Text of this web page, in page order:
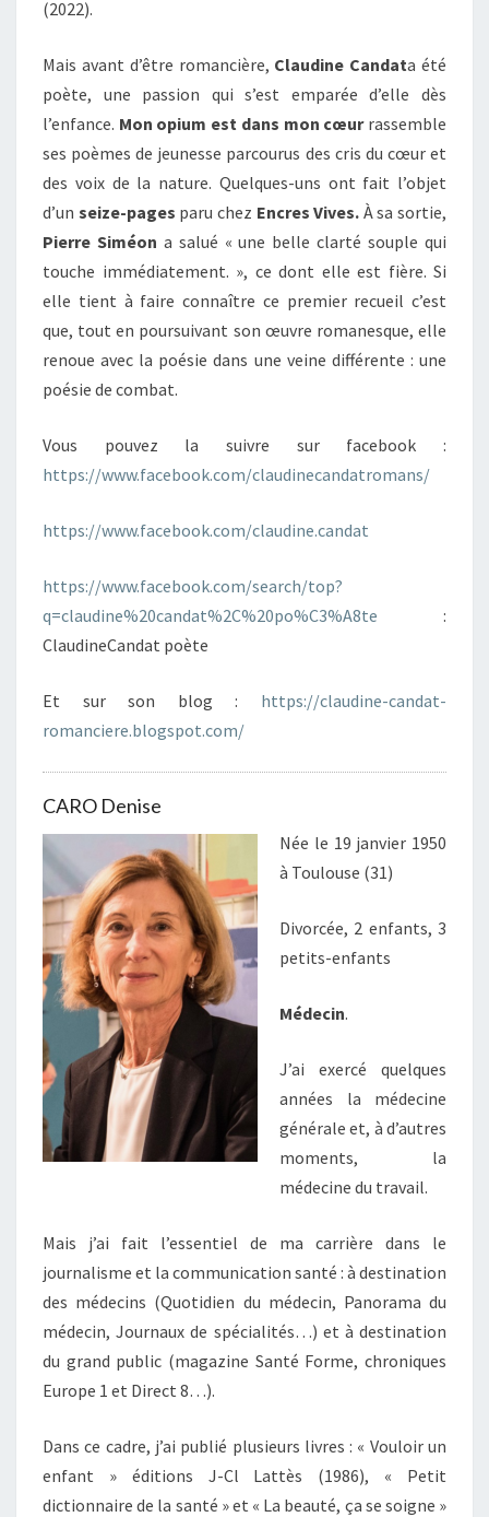
(2022).
Mais avant d’être romancière, Claudine Candata été
poète, une passion qui s’est emparée d’elle dès
l’enfance. Mon opium est dans mon cœur rassemble
ses poèmes de jeunesse parcourus des cris du cœur et
des voix de la nature. Quelques-uns ont fait l’objet
d’un seize-pages paru chez Encres Vives. À sa sortie,
Pierre Siméon a salué « une belle clarté souple qui
touche immédiatement. », ce dont elle est fière. Si
elle tient à faire connaître ce premier recueil c’est
que, tout en poursuivant son œuvre romanesque, elle
renoue avec la poésie dans une veine différente : une
poésie de combat.
Vous pouvez la suivre sur facebook :
https://www.facebook.com/claudinecandatromans/
https://www.facebook.com/claudine.candat
https://www.facebook.com/search/top?
q=claudine%20candat%2C%20po%C3%A8te :
ClaudineCandat poète
Et sur son blog : https://claudine-candat-
romanciere.blogspot.com/
CARO Denise
Née le 19 janvier 1950
à Toulouse (31)
Divorcée, 2 enfants, 3
petits-enfants
Médecin.
J’ai exercé quelques
années la médecine
générale et, à d’autres
moments, la
médecine du travail.
Mais j’ai fait l’essentiel de ma carrière dans le
journalisme et la communication santé : à destination
des médecins (Quotidien du médecin, Panorama du
médecin, Journaux de spécialités…) et à destination
du grand public (magazine Santé Forme, chroniques
Europe 1 et Direct 8…).
Dans ce cadre, j’ai publié plusieurs livres : « Vouloir un
enfant » éditions J-Cl Lattès (1986), « Petit
dictionnaire de la santé » et « La beauté, ça se soigne »